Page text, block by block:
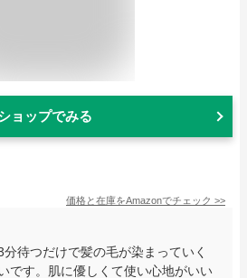
ョップでみる
価格と在庫をAmazonでチェック >>
待つだけで髪の毛が染まっていく
です。肌に優しくて使い心地がいい